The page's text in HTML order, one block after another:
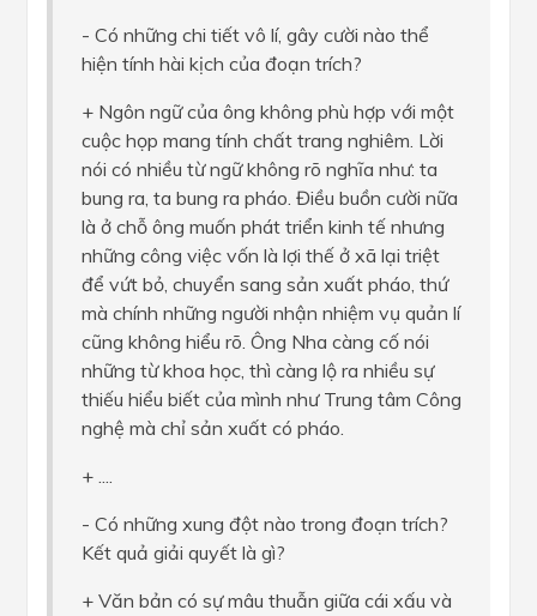
- Có những chi tiết vô lí, gây cười nào thể
hiện tính hài kịch của đoạn trích?
+ Ngôn ngữ của ông không phù hợp với một
cuộc họp mang tính chất trang nghiêm. Lời
nói có nhiều từ ngữ không rõ nghĩa như: ta
bung ra, ta bung ra pháo. Điều buồn cười nữa
là ở chỗ ông muốn phát triển kinh tế nhưng
những công việc vốn là lợi thế ở xã lại triệt
để vứt bỏ, chuyển sang sản xuất pháo, thứ
mà chính những người nhận nhiệm vụ quản lí
cũng không hiểu rõ. Ông Nha càng cố nói
những từ khoa học, thì càng lộ ra nhiều sự
thiếu hiểu biết của mình như Trung tâm Công
nghệ mà chỉ sản xuất có pháo.
+ ....
- Có những xung đột nào trong đoạn trích?
Kết quả giải quyết là gì?
+ Văn bản có sự mâu thuẫn giữa cái xấu và